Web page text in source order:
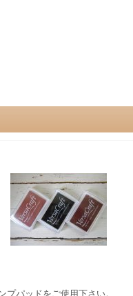
プパッドをご使用下さい。